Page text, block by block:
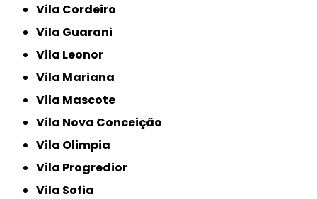
Vila Cordeiro
Vila Guarani
Vila Leonor
Vila Mariana
Vila Mascote
Vila Nova Conceição
Vila Olimpia
Vila Progredior
Vila Sofia